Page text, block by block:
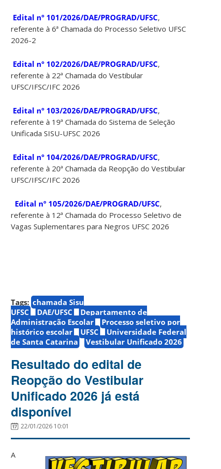
Edital nº 101/2026/DAE/PROGRAD/UFSC,
referente à 6ª Chamada do Processo Seletivo UFSC
2026-2
Edital nº 102/2026/DAE/PROGRAD/UFSC,
referente à 22ª Chamada do Vestibular
UFSC/IFSC/IFC 2026
Edital nº 103/2026/DAE/PROGRAD/UFSC,
referente à 19ª Chamada do Sistema de Seleção
Unificada SISU-UFSC 2026
Edital nº 104/2026/DAE/PROGRAD/UFSC,
referente à 20ª Chamada da Reopção do Vestibular
UFSC/IFSC/IFC 2026
Edital nº 105/2026/DAE/PROGRAD/UFSC,
referente à 12ª Chamada do Processo Seletivo de
Vagas Suplementares para Negros UFSC 2026
Tags: chamada Sisu
UFSC
DAE/UFSC
Departamento de
Administração Escolar
Processo seletivo por
histórico escolar
UFSC
Universidade Federal
de Santa Catarina
Vestibular Unificado 2026
Resultado do edital de
Reopção do Vestibular
Unificado 2026 já está
disponível
22/01/2026 10:01
A